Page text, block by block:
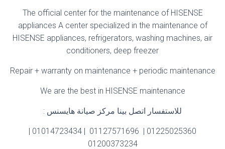
The official center for the maintenance of HISENSE
appliances A center specialized in the maintenance of
HISENSE appliances, refrigerators, washing machines, air
conditioners, deep freezer
Repair + warranty on maintenance + periodic maintenance
We are the best in HISENSE maintenance
للاستفسار اتصل بينا مركز صيانة هايسنس :
01225025360 | 01127571696 | 01014723434 |
01200373234